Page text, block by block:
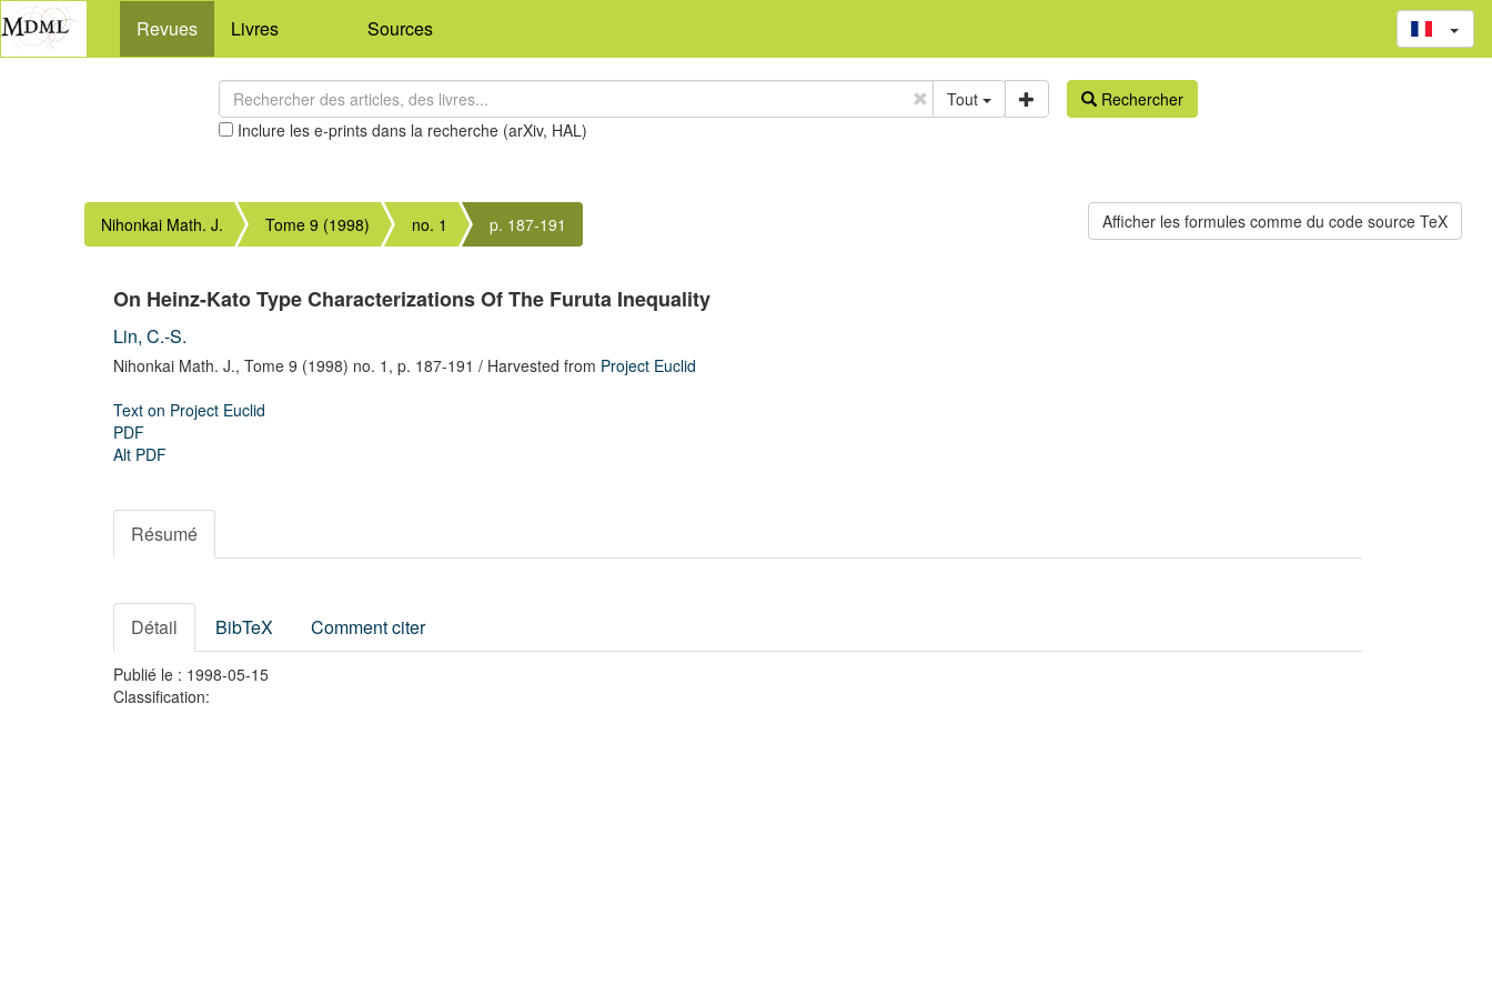
Revues Livres Sources
Tout
Inclure les e-prints dans la recherche (arXiv, HAL)
Rechercher
Nihonkai Math. J. Tome 9 (1998) no. 1 p. 187-191
On Heinz-Kato Type Characterizations Of The Furuta Inequality
Lin, C.-S.
Nihonkai Math. J., Tome 9 (1998) no. 1, p. 187-191 / Harvested from Project Euclid
Text on Project Euclid
PDF
Alt PDF
Résumé
Détail BibTeX Comment citer
Publié le : 1998-05-15
Classification: